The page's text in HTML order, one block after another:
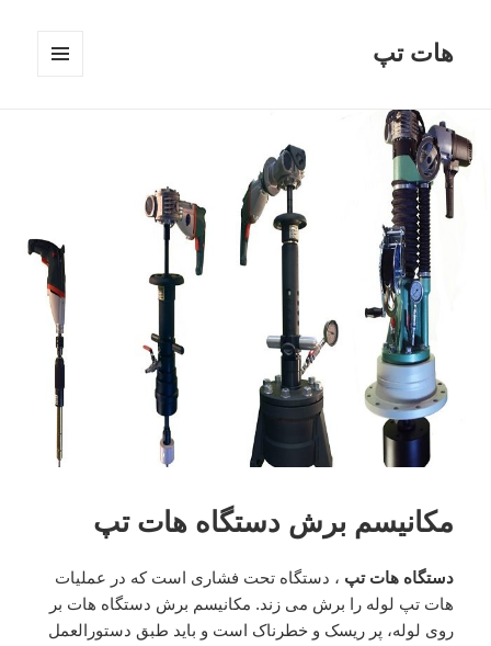
هات تپ
مکانیسم برش دستگاه هات تپ
دستگاه هات تپ ، دستگاه تحت فشاری است که در عملیات
هات تپ لوله را برش می زند. مکانیسم برش دستگاه هات بر
روی لوله، پر ریسک و خطرناک است و باید طبق دستورالعمل